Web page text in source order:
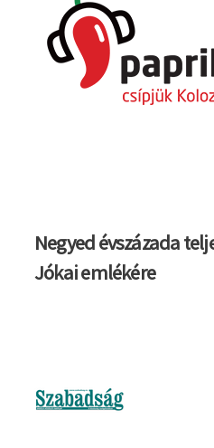
Negyed évszázada
Jókai emlékére